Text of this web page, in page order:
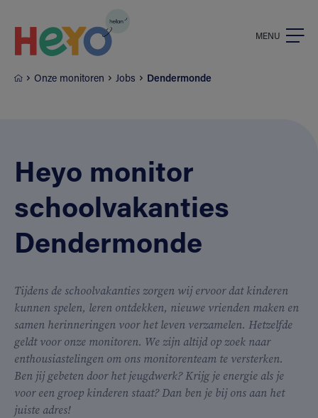
MENU
Onze monitoren Jobs Dendermonde
Heyo monitor
schoolvakanties
Dendermonde
Tijdens de schoolvakanties zorgen wij ervoor dat kinderen
kunnen spelen, leren ontdekken, nieuwe vrienden maken en
samen herinneringen voor het leven verzamelen. Hetzelfde
geldt voor onze monitoren. We zijn altijd op zoek naar
enthousiastelingen om ons monitorenteam te versterken.
Ben jij gebeten door het jeugdwerk? Krijg je energie als je
voor een groep kinderen staat? Dan ben je bij ons aan het
juiste adres!